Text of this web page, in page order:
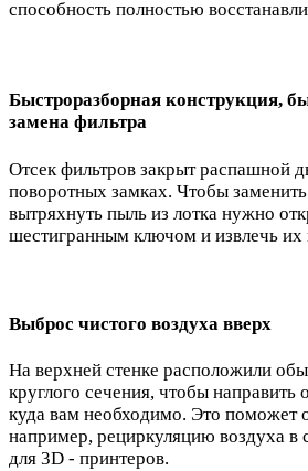
способность полностью
Быстроразборная конструкция,
замена фильтра
Отсек фильтров закрыт распашной
поворотных замках. Чтобы
вытряхнуть пыль из лотка нужно
шестигранным ключом и извлечь их
Выброс чистого воздуха вверх
На верхней стенке расположили
круглого сечения, чтобы
куда вам необходимо. Это поможет
например, рециркуляцию воздуха в
для 3D - принтеров.